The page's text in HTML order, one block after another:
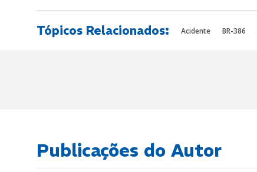
Tópicos Relacionados: Acidente BR-386
Publicações do Autor